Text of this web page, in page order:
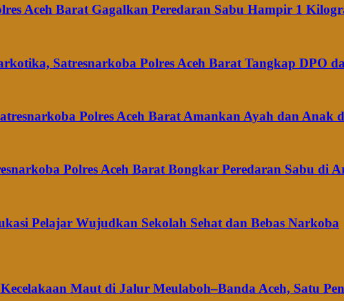
Aceh Barat Gagalkan Peredaran Sabu Hampir 1
Satresnarkoba Polres Aceh Barat Tangkap DPO
Polres Aceh Barat Amankan Ayah dan Anak
Polres Aceh Barat Bongkar Peredaran Sabu di
Pelajar Wujudkan Sekolah Sehat dan Bebas Narkoba
Maut di Jalur Meulaboh–Banda Aceh, Satu